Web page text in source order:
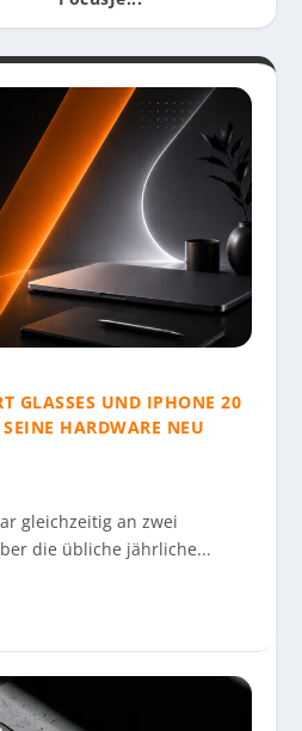
GLASSES UND IPHONE 20
HARDWARE NEU
gleichzeitig an zwei
die übliche jährliche...